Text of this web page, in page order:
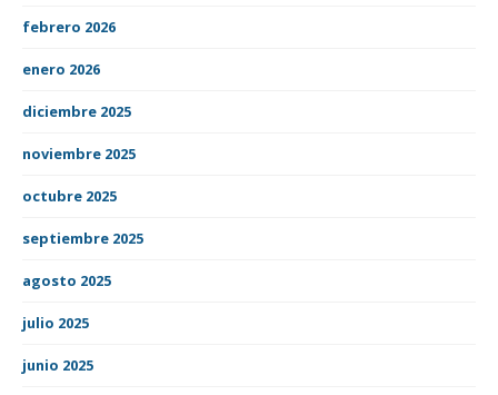
febrero 2026
enero 2026
diciembre 2025
noviembre 2025
octubre 2025
septiembre 2025
agosto 2025
julio 2025
junio 2025